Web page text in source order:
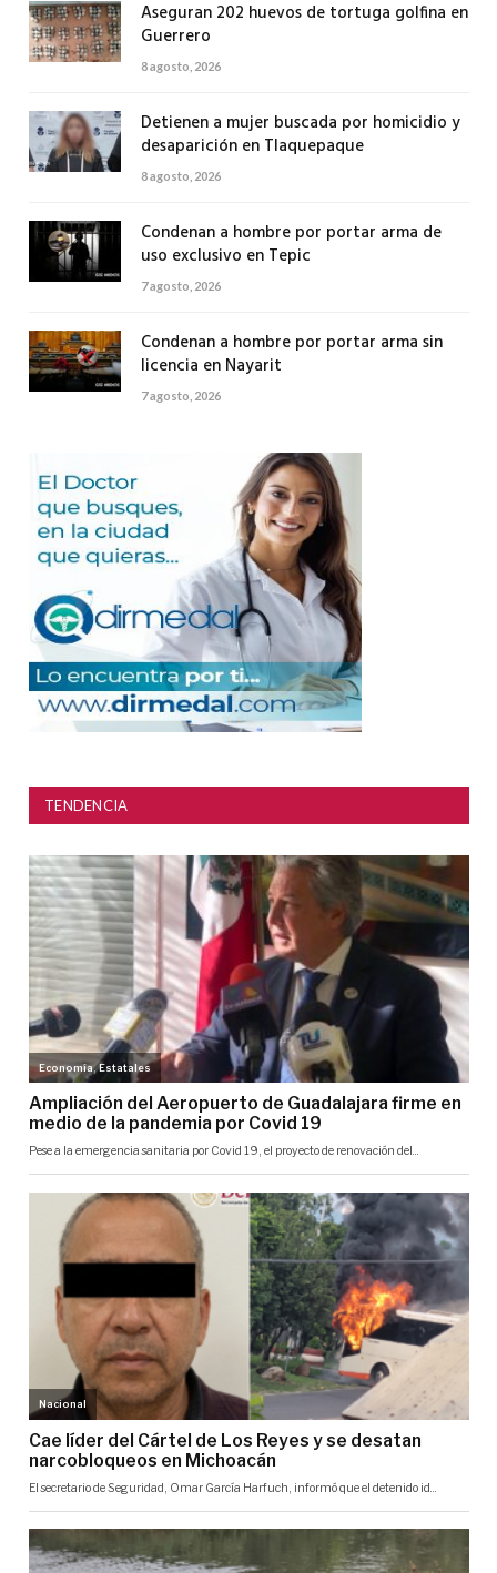
Aseguran 202 huevos de tortuga golfina en
Guerrero
8 agosto, 2026
Detienen a mujer buscada por homicidio y
desaparición en Tlaquepaque
8 agosto, 2026
Condenan a hombre por portar arma de
uso exclusivo en Tepic
7 agosto, 2026
Condenan a hombre por portar arma sin
licencia en Nayarit
7 agosto, 2026
TENDENCIA